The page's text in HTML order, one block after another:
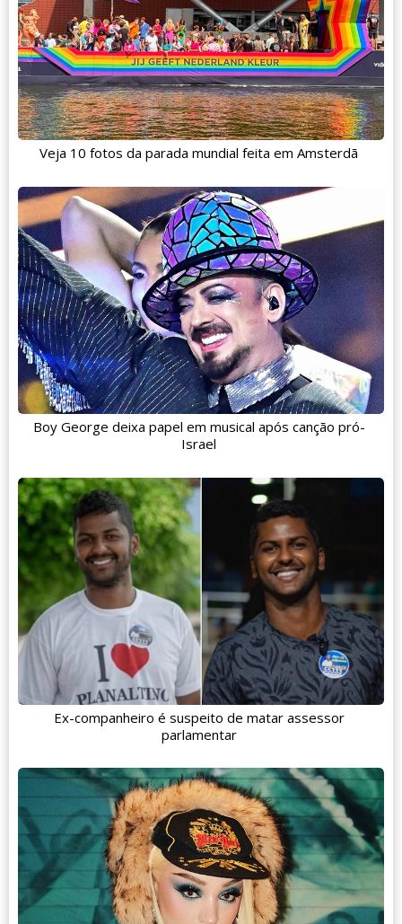
Veja 10 fotos da parada mundial feita em Amsterdã
Boy George deixa papel em musical após canção pró-
Israel
Ex-companheiro é suspeito de matar assessor
parlamentar